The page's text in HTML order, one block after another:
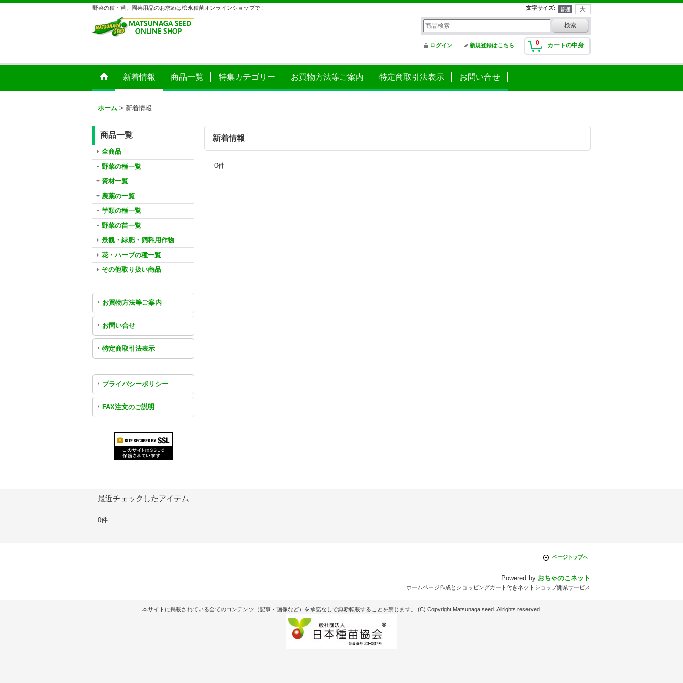
野菜の種・苗、園芸用品のお求めは松永種苗オンラインショップで！ 文字サイズ:
0 カートの中身
ログイン 新規登録はこちら
新着情報 商品一覧 特集カテゴリー お買物方法等ご案内 特定商取引法表示 お問い合せ
ホーム > 新着情報
商品一覧
全商品
野菜の種一覧
資材一覧
農薬の一覧
芋類の種一覧
野菜の苗一覧
景観・緑肥・飼料用作物
花・ハーブの種一覧
その他取り扱い商品
お買物方法等ご案内
お問い合せ
特定商取引法表示
プライバシーポリシー
FAX注文のご説明
新着情報
0件
最近チェックしたアイテム
0件
ページトップへ
Powered by おちゃのこネット
ホームページ作成とショッピングカート付きネットショップ開業サービス
本サイトに掲載されている全てのコンテンツ（記事・画像など）を承諾なしで無断転載することを禁じます。 (C) Copyright Matsunaga seed. Allrights reserved.